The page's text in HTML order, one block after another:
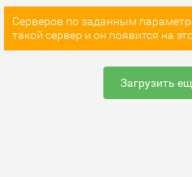
Серверов по заданным
такой сервер и он появится на
Загрузить